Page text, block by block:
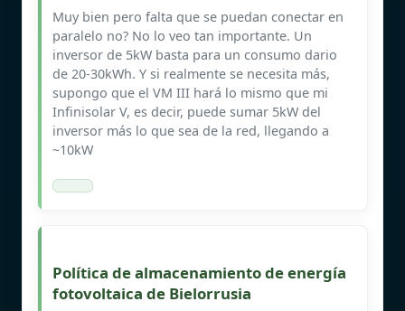
Muy bien pero falta que se puedan conectar en
paralelo no? No lo veo tan importante. Un
inversor de 5kW basta para un consumo dario
de 20-30kWh. Y si realmente se necesita más,
supongo que el VM III hará lo mismo que mi
Infinisolar V, es decir, puede sumar 5kW del
inversor más lo que sea de la red, llegando a
~10kW
Política de almacenamiento de energía
fotovoltaica de Bielorrusia